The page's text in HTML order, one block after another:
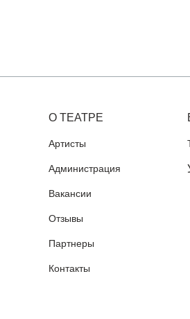
О ТЕАТРЕ
Артисты
Администрация
Вакансии
Отзывы
Партнеры
Контакты